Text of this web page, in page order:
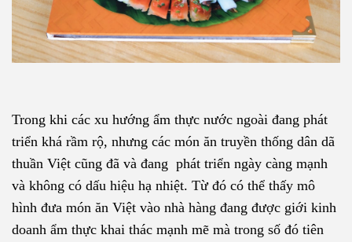
Trong khi các xu hướng ẩm thực nước ngoài đang phát
triển khá rầm rộ, nhưng các món ăn truyền thống dân dã
thuần Việt cũng đã và đang phát triển ngày càng mạnh
và không có dấu hiệu hạ nhiệt. Từ đó có thể thấy mô
hình đưa món ăn Việt vào nhà hàng đang được giới kinh
doanh ẩm thực khai thác mạnh mẽ mà trong số đó tiên